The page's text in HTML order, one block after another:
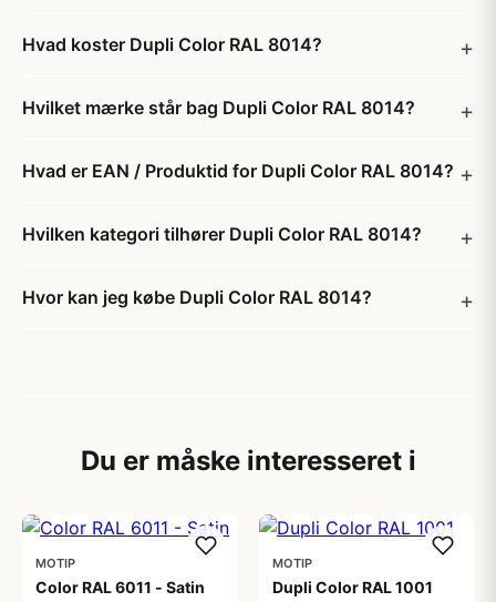
Hvad koster Dupli Color RAL 8014?
Hvilket mærke står bag Dupli Color RAL 8014?
Hvad er EAN / Produktid for Dupli Color RAL 8014?
Hvilken kategori tilhører Dupli Color RAL 8014?
Hvor kan jeg købe Dupli Color RAL 8014?
Du er måske interesseret i
MOTIP
Color RAL 6011 - Satin
MOTIP
Dupli Color RAL 1001